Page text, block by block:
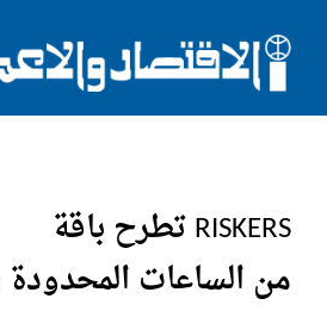
RISKERS تطرح باقة
من الساعات المحدودة